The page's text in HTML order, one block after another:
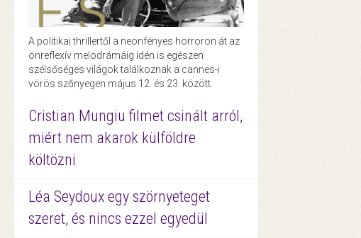
A politikai thrillertől a neonfényes horroron át az
önreflexív melodrámáig idén is egészen
szélsőséges világok találkoznak a cannes-i
vörös szőnyegen május 12. és 23. között.
Cristian Mungiu filmet csinált arról,
miért nem akarok külföldre
költözni
Léa Seydoux egy szörnyeteget
szeret, és nincs ezzel egyedül